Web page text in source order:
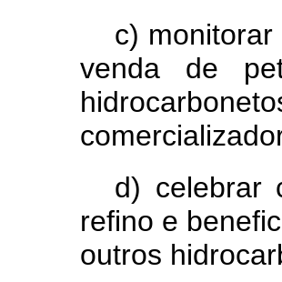
c)
venda de
d) celebrar
refino e
outros